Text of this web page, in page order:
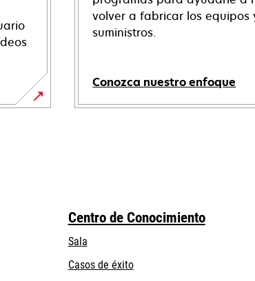
volver a fabricar los equipos
suministros.
Conozca nuestro enfoque
Centro de Conocimiento
Sala
Casos de éxito